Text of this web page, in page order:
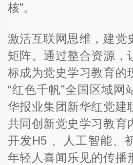
核”。
激活互联网思维，建党
矩阵。通过整合资源，
标成为党史学习教育的
“红色千帆”全国区域网
华报业集团新华红党建
共同创新党史学习教育
开发H5 、人工智能、
年轻人喜闻乐见的传播